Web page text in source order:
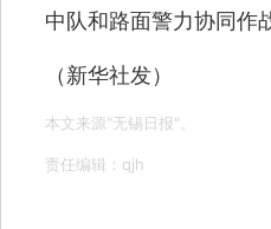
中队和路面警力协同作
（新华社发）
本文来源"无锡日报"。
责任编辑：qjh